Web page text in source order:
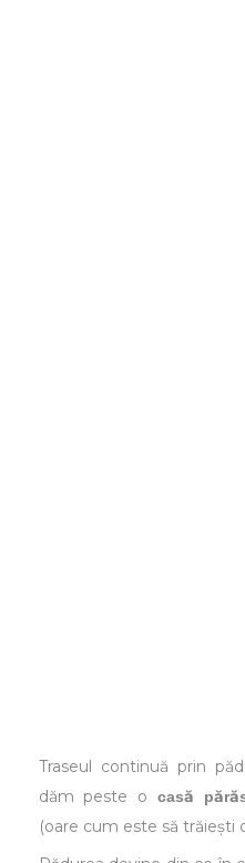
Traseul continuă prin
dăm peste ocasă
(oare cum este să trăiești